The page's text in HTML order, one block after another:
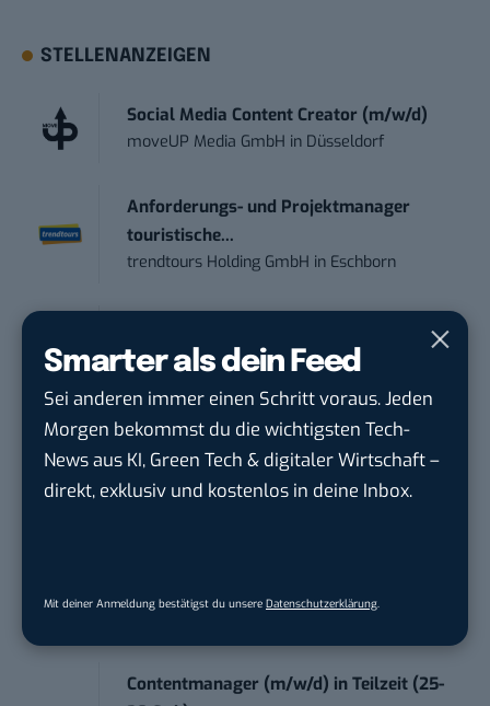
Smarter als dein Feed
Sei anderen immer einen Schritt voraus. Jeden
Morgen bekommst du die wichtigsten Tech-
News aus KI, Green Tech & digitaler Wirtschaft –
direkt, exklusiv und kostenlos in deine Inbox.
Mit deiner Anmeldung bestätigst du unsere Datenschutzerklärung
STELLENANZEIGEN
Social Media Content Creator (m/w/d)
moveUP Media GmbH in Düsseldorf
Anforderungs- und Projektmanager
touristische...
trendtours Holding GmbH in Eschborn
Motor Presse Verlagsgesellschaft mbH
PR & Social Media Coordinator (m/w/d)
Tropical Island Holding GmbH inKrausnick-
Groß Wasse...
Contentmanager (m/w/d) in Teilzeit (25-